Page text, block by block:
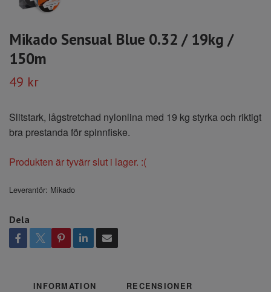
Mikado Sensual Blue 0.32 / 19kg /
150m
49 kr
Slitstark, lågstretchad nylonlina med 19 kg styrka och riktigt
bra prestanda för spinnfiske.
Produkten är tyvärr slut i lager. :(
Leverantör: Mikado
Dela
INFORMATION RECENSIONER